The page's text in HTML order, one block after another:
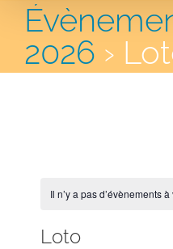
2026 ›
Il n’y a pas d’évènements à
Loto